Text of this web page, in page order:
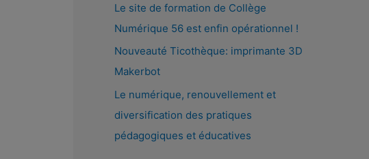
h
e
r
:
Le site de formation de Collège
Numérique 56 est enfin opérationnel !
Nouveauté Ticothèque: imprimante 3D
Makerbot
Le numérique, renouvellement et
diversification des pratiques
pédagogiques et éducatives